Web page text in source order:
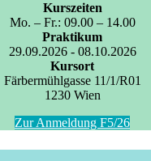
Kurszeiten
Mo. – Fr.: 09.00 – 14.00
Praktikum
29.09.2026 - 08.10.2026
Kursort
Färbermühlgasse 11/1/R01
1230 Wien
Zur Anmeldung F5/26